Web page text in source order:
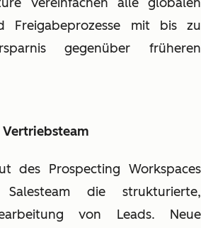
Freigabeprozesse mit bis zu
gegenüber früheren
des Prospecting Workspaces
die strukturierte,
von Leads. Neue